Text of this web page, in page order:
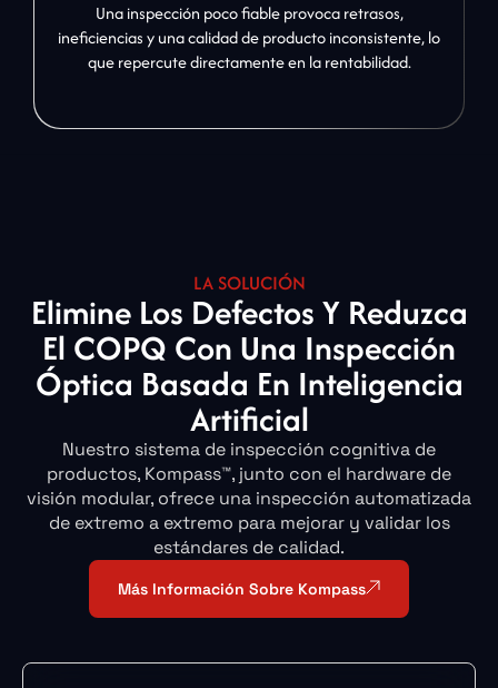
Una inspección poco fiable provoca retrasos,
ineficiencias y una calidad de producto inconsistente, lo
que repercute directamente en la rentabilidad.
LA SOLUCIÓN
Elimine Los Defectos Y Reduzca
El COPQ Con Una Inspección
Óptica Basada En Inteligencia
Artificial
Nuestro sistema de inspección cognitiva de
productos, Kompass™, junto con el hardware de
visión modular, ofrece una inspección automatizada
de extremo a extremo para mejorar y validar los
estándares de calidad.
Más Información Sobre Kompass